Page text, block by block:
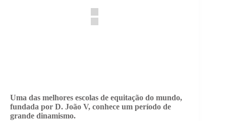
Uma das melhores escolas de equitação do mundo,
fundada por D. João V, conhece um período de
grande dinamismo.